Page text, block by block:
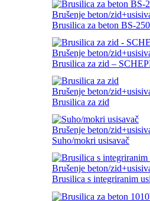
Brušenje beton/
Brusilica za beton BS-250
Brušenje beton/
Brusilica za zid –
Brušenje beton/
Brusilica za zid
Brušenje beton/
Suho/mokri usisavač
Brušenje beton/
Brusilica s integriranim